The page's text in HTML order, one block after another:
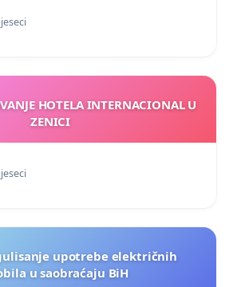
HOTELA INTERNACIONAL U
ZENICI
upotrebe električnih
u saobraćaju BiH